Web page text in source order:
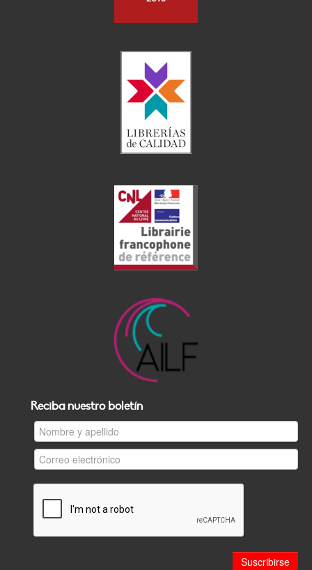
Reciba nuestro boletín